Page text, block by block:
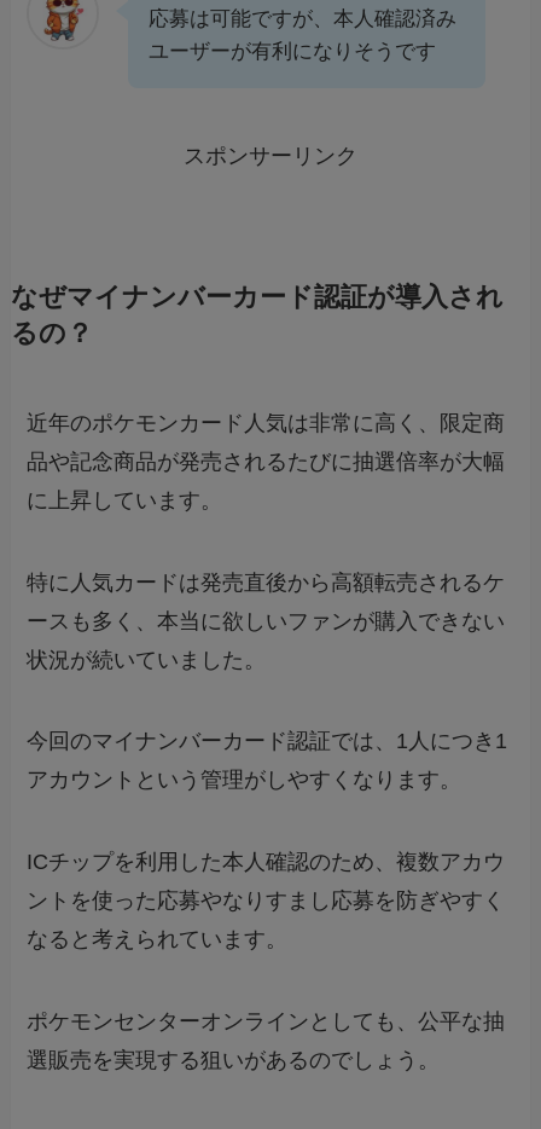
応募は可能ですが、本人確認済み
ユーザーが有利になりそうです
スポンサーリンク
なぜマイナンバーカード認証が導入され
るの？
近年のポケモンカード人気は非常に高く、限定商
品や記念商品が発売されるたびに抽選倍率が大幅
に上昇しています。
特に人気カードは発売直後から高額転売されるケ
ースも多く、本当に欲しいファンが購入できない
状況が続いていました。
今回のマイナンバーカード認証では、1人につき1
アカウントという管理がしやすくなります。
ICチップを利用した本人確認のため、複数アカウ
ントを使った応募やなりすまし応募を防ぎやすく
なると考えられています。
ポケモンセンターオンラインとしても、公平な抽
選販売を実現する狙いがあるのでしょう。